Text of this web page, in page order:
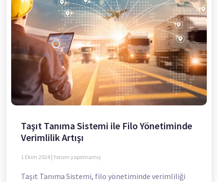
Taşıt Tanıma Sistemi ile Filo Yönetiminde
Verimlilik Artışı
1 Ekim 2024 Yorum yapılmamış
Taşıt Tanıma Sistemi, filo yönetiminde verimliliği